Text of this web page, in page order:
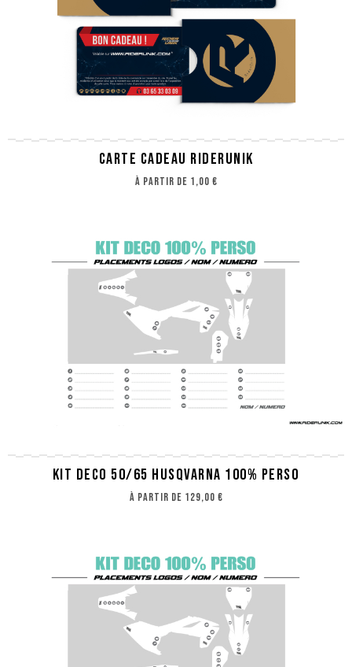
CARTE CADEAU RIDERUNIK
à partir de 1,00 €
KIT DECO 50/65 HUSQVARNA 100% PERSO
à partir de 129,00 €